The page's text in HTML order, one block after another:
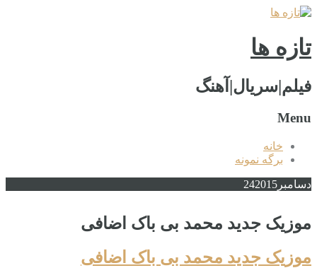
تازه ها
فیلم|سریال|آهنگ
Menu
خانه
برگه نمونه
دسامبر 242015
موزیک جدید محمد بی باک اضافی
موزیک جدید محمد بی باک اضافی